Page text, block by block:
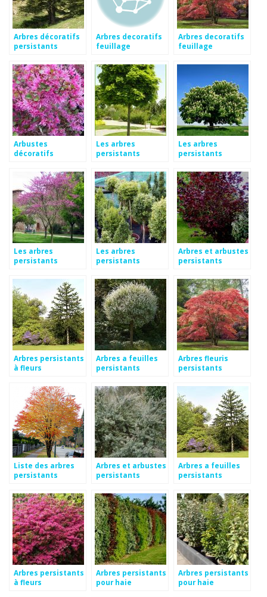
Arbres décoratifs
persistants
Arbres decoratifs
feuillage
Arbres decoratifs
feuillage
Arbustes
décoratifs
Les arbres
persistants
Les arbres
persistants
Les arbres
persistants
Les arbres
persistants
Arbres et arbustes
persistants
Arbres persistants
à fleurs
Arbres a feuilles
persistants
Arbres fleuris
persistants
Liste des arbres
persistants
Arbres et arbustes
persistants
Arbres a feuilles
persistants
Arbres persistants
à fleurs
Arbres persistants
pour haie
Arbres persistants
pour haie